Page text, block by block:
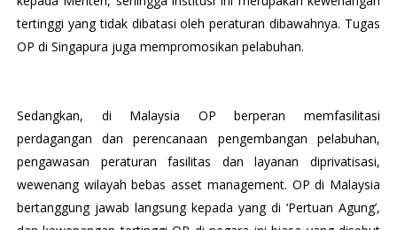
tertinggi yang tidak dibatasi oleh peraturan dibawahnya. Tugas
OP di Singapura juga mempromosikan pelabuhan.
Sedangkan, di Malaysia OP berperan memfasilitasi
perdagangan dan perencanaan pengembangan pelabuhan,
pengawasan peraturan fasilitas dan layanan diprivatisasi,
wewenang wilayah bebas asset management. OP di Malaysia
bertanggung jawab langsung kepada yang di ‘Pertuan Agung’,